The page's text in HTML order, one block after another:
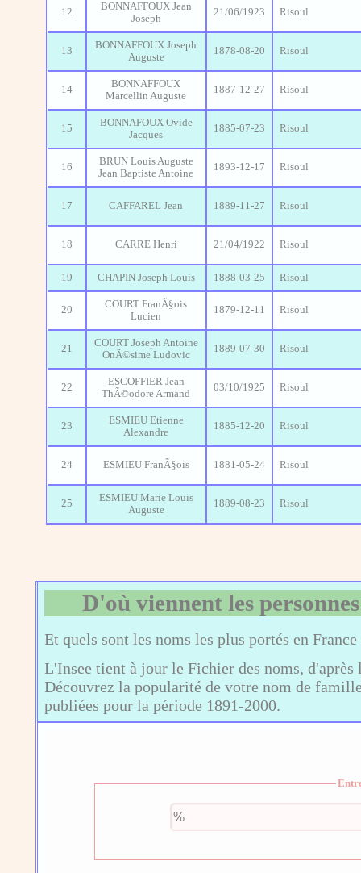
12
BONNAFFOUX Jean
Joseph
21/06/1923 Risoul
13
BONNAFFOUX Joseph
Auguste
1878-08-20 Risoul
14
BONNAFFOUX
Marcellin Auguste
1887-12-27 Risoul
15
BONNAFOUX Ovide
Jacques
1885-07-23 Risoul
16
BRUN Louis Auguste
Jean Baptiste Antoine
1893-12-17 Risoul
17 CAFFAREL Jean 1889-11-27 Risoul
18 CARRE Henri 21/04/1922 Risoul
19 CHAPIN Joseph Louis 1888-03-25 Risoul
20
COURT FranÃ§ois
Lucien
1879-12-11 Risoul
21
COURT Joseph Antoine
OnÃ©sime Ludovic
1889-07-30 Risoul
22
ESCOFFIER Jean
ThÃ©odore Armand
03/10/1925 Risoul
23
ESMIEU Etienne
Alexandre
1885-12-20 Risoul
24 ESMIEU FranÃ§ois 1881-05-24 Risoul
25
ESMIEU Marie Louis
Auguste
1889-08-23 Risoul
D'où viennent les
Et quels sont les noms les plus portés en
L'Insee tient à jour le Fichier des noms,
Découvrez la popularité de votre nom de
publiées pour la période 1891-2000.